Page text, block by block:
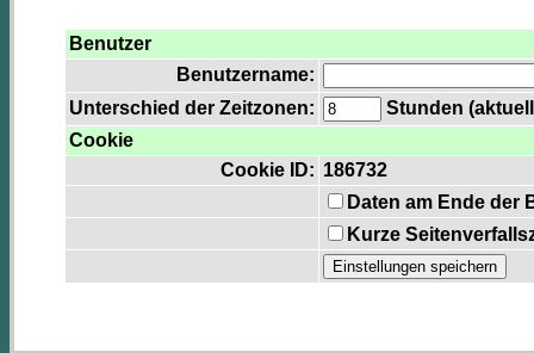
Benutzer
Benutzername:
Unterschied der Zeitzonen:
Stunden
Cookie
Cookie ID: 186732
Daten am Ende der
Kurze